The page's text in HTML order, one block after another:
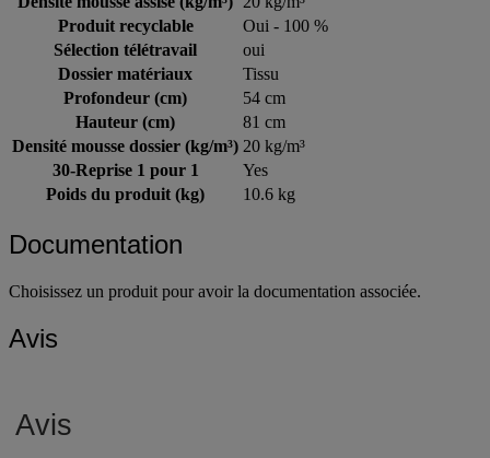
Produit recyclable
Oui - 100 %
Sélection télétravail
oui
Dossier matériaux
Tissu
Profondeur (cm)
54 cm
Hauteur (cm)
81 cm
Densité mousse dossier (kg/m³) 20 kg/m³
30-Reprise 1 pour 1
Yes
Poids du produit (kg)
10.6 kg
Documentation
Choisissez un produit pour avoir la documentation associée.
Avis